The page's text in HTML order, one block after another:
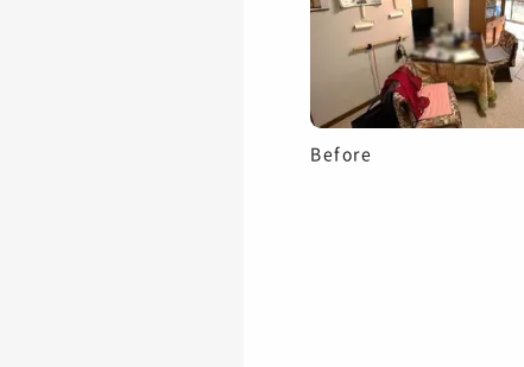
Before